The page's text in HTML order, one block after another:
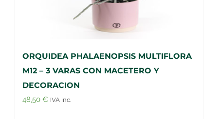
ORQUIDEA PHALAENOPSIS MULTIFLORA
M12 – 3 VARAS CON MACETERO Y
DECORACION
48,50 € IVA inc.